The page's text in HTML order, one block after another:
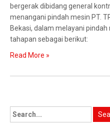
bergerak dibidang general
menangani pindah mesin PT.
Bekasi, dalam melayani
tahapan sebagai berikut:
Read More »